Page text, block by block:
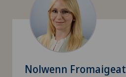
Nolwenn Fromaigeat